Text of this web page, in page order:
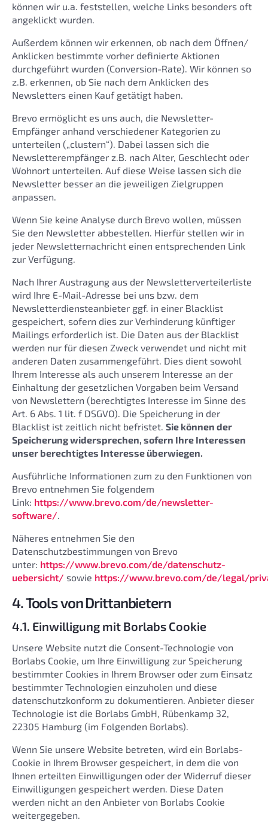
können wir u.a. feststellen, welche Links besonders oft
angeklickt wurden.
Außerdem können wir erkennen, ob nach dem Öffnen/
Anklicken bestimmte vorher definierte Aktionen
durchgeführt wurden (Conversion-Rate). Wir können so
z.B. erkennen, ob Sie nach dem Anklicken des
Newsletters einen Kauf getätigt haben.
Brevo ermöglicht es uns auch, die Newsletter-
Empfänger anhand verschiedener Kategorien zu
unterteilen („clustern“). Dabei lassen sich die
Newsletterempfänger z.B. nach Alter, Geschlecht oder
Wohnort unterteilen. Auf diese Weise lassen sich die
Newsletter besser an die jeweiligen Zielgruppen
anpassen.
Wenn Sie keine Analyse durch Brevo wollen, müssen
Sie den Newsletter abbestellen. Hierfür stellen wir in
jeder Newsletternachricht einen entsprechenden Link
zur Verfügung.
Nach Ihrer Austragung aus der Newsletterverteilerliste
wird Ihre E-Mail-Adresse bei uns bzw. dem
Newsletterdiensteanbieter ggf. in einer Blacklist
gespeichert, sofern dies zur Verhinderung künftiger
Mailings erforderlich ist. Die Daten aus der Blacklist
werden nur für diesen Zweck verwendet und nicht mit
anderen Daten zusammengeführt. Dies dient sowohl
Ihrem Interesse als auch unserem Interesse an der
Einhaltung der gesetzlichen Vorgaben beim Versand
von Newslettern (berechtigtes Interesse im Sinne des
Art. 6 Abs. 1 lit. f DSGVO). Die Speicherung in der
Blacklist ist zeitlich nicht befristet. Sie können der
Speicherung widersprechen, sofern Ihre Interessen
unser berechtigtes Interesse überwiegen.
Ausführliche Informationen zum zu den Funktionen von
Brevo entnehmen Sie folgendem
Link: https://www.brevo.com/de/newsletter-
software/.
Näheres entnehmen Sie den
Datenschutzbestimmungen von Brevo
unter: https://www.brevo.com/de/datenschutz-
uebersicht/ sowie https://www.brevo.com/de/legal/
4. Tools von Drittanbietern
4.1. Einwilligung mit Borlabs Cookie
Unsere Website nutzt die Consent-Technologie von
Borlabs Cookie, um Ihre Einwilligung zur Speicherung
bestimmter Cookies in Ihrem Browser oder zum Einsatz
bestimmter Technologien einzuholen und diese
datenschutzkonform zu dokumentieren. Anbieter dieser
Technologie ist die Borlabs GmbH, Rübenkamp 32,
22305 Hamburg (im Folgenden Borlabs).
Wenn Sie unsere Website betreten, wird ein Borlabs-
Cookie in Ihrem Browser gespeichert, in dem die von
Ihnen erteilten Einwilligungen oder der Widerruf dieser
Einwilligungen gespeichert werden. Diese Daten
werden nicht an den Anbieter von Borlabs Cookie
weitergegeben.